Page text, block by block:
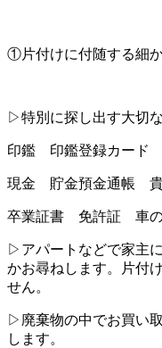
①片付けに付随する細
▷特別に探し出す大切
印鑑 印鑑登録カード
現金 貯金預金通帳
卒業証書 免許証 車
▷アパートなどで家主
かお尋ねします。片付
せん。
▷廃棄物の中でお買い
します。